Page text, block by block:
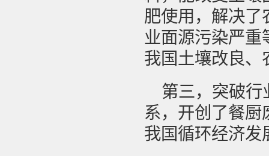
肥使用，解决了
业面源污染严重
我国土壤改良、
第三，突破行
系，开创了餐厨
我国循环经济发